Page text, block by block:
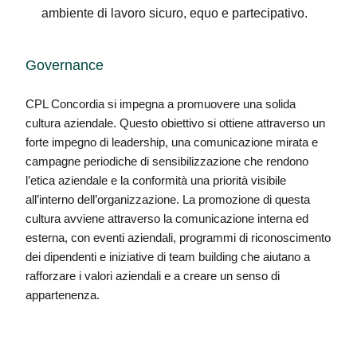
ambiente di lavoro sicuro, equo e partecipativo.
Governance
CPL Concordia si impegna a promuovere una solida
cultura aziendale. Questo obiettivo si ottiene attraverso un
forte impegno di leadership, una comunicazione mirata e
campagne periodiche di sensibilizzazione che rendono
l’etica aziendale e la conformità una priorità visibile
all’interno dell’organizzazione. La promozione di questa
cultura avviene attraverso la comunicazione interna ed
esterna, con eventi aziendali, programmi di riconoscimento
dei dipendenti e iniziative di team building che aiutano a
rafforzare i valori aziendali e a creare un senso di
appartenenza.